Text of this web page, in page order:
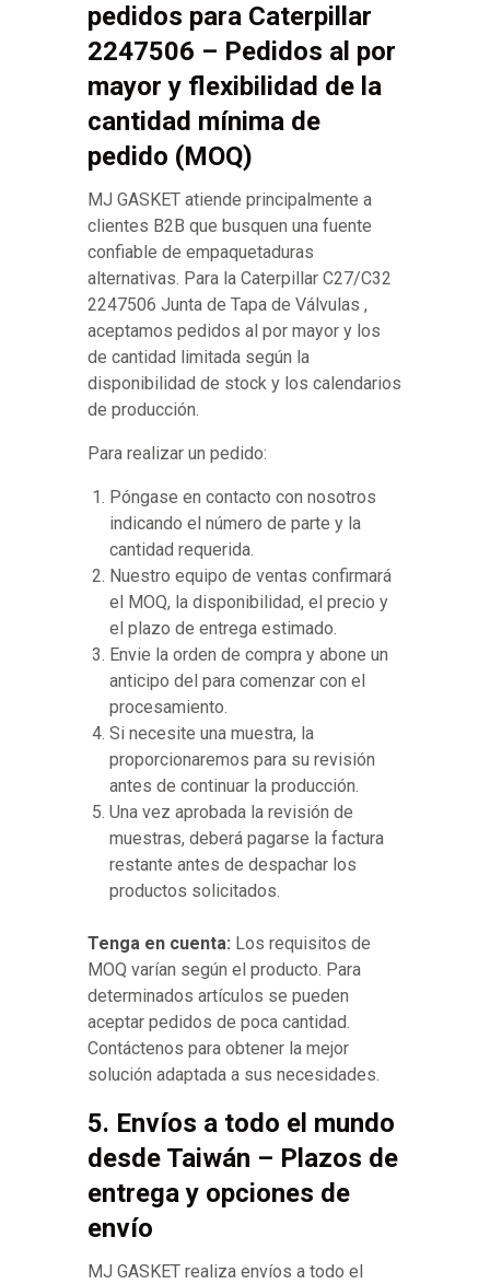
pedidos para Caterpillar
2247506 – Pedidos al por
mayor y flexibilidad de la
cantidad mínima de
pedido (MOQ)
MJ GASKET atiende principalmente a
clientes B2B que busquen una fuente
confiable de empaquetaduras
alternativas. Para la Caterpillar C27/C32
2247506 Junta de Tapa de Válvulas ,
aceptamos pedidos al por mayor y los
de cantidad limitada según la
disponibilidad de stock y los calendarios
de producción.
Para realizar un pedido:
Póngase en contacto con nosotros
indicando el número de parte y la
cantidad requerida.
Nuestro equipo de ventas confirmará
el MOQ, la disponibilidad, el precio y
el plazo de entrega estimado.
Envie la orden de compra y abone un
anticipo del para comenzar con el
procesamiento.
Si necesite una muestra, la
proporcionaremos para su revisión
antes de continuar la producción.
Una vez aprobada la revisión de
muestras, deberá pagarse la factura
restante antes de despachar los
productos solicitados.
Tenga en cuenta: Los requisitos de
MOQ varían según el producto. Para
determinados artículos se pueden
aceptar pedidos de poca cantidad.
Contáctenos para obtener la mejor
solución adaptada a sus necesidades.
5. Envíos a todo el mundo
desde Taiwán – Plazos de
entrega y opciones de
envío
MJ GASKET realiza envíos a todo el